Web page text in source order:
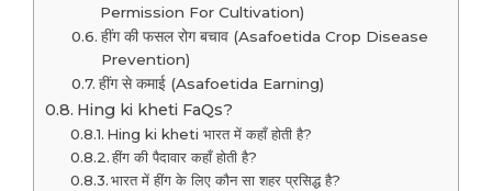
Permission For Cultivation)
हींग की फसल रोग बचाव (Asafoetida Crop Disease
Prevention)
हींग से कमाई (Asafoetida Earning)
Hing ki kheti FaQs?
Hing ki kheti भारत में कहाँ होती है?
हींग की पैदावार कहाँ होती है?
भारत में हींग के लिए कौन सा शहर प्रसिद्ध है?